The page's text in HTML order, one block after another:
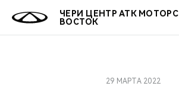
ЧЕРИ ЦЕНТР АТК МОТОРС
ВОСТОК
МОДЕЛИ
ПОКУПАТЕЛЯМ
ВЛАДЕЛЬЦАМ
МИР CHERY
АКЦИИ
ОНЛАЙН СЕРВИСЫ
О КОМПАНИИ
29 МАРТА 2022